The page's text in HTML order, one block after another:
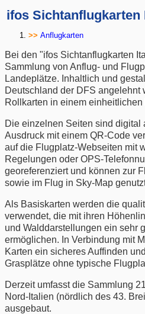
ifos Sichtanflugkarten
Anflugkarten
Bei den "ifos Sichtanflugkarten
Sammlung von Anflug- und
Landeplätze. Inhaltlich und
Deutschland der DFS angelehnt
Rollkarten in einem
Die einzelnen Seiten sind digital
Ausdruck mit einem QR-Code
auf die Flugplatz-Webseiten mit
Regelungen oder OPS-
georeferenziert und können zur
sowie im Flug in Sky-Map
Als Basiskarten werden die
verwendet, die mit ihren
und Walddarstellungen ein sehr
ermöglichen. In Verbindung mit
Karten ein sicheres Auffinden
Grasplätze ohne typische
Derzeit umfasst die Sammlung
Nord-Italien (nördlich des 43.
ausgebaut.